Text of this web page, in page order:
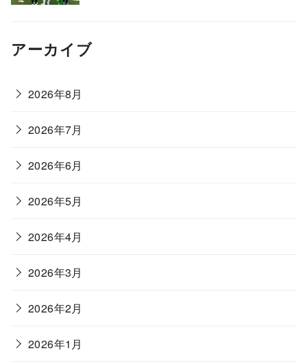
アーカイブ
2026年8月
2026年7月
2026年6月
2026年5月
2026年4月
2026年3月
2026年2月
2026年1月